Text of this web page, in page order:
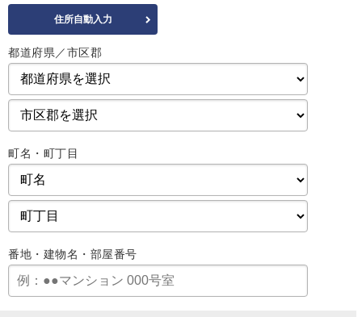
都道府県／市区郡
町名・町丁目
番地・建物名・部屋番号